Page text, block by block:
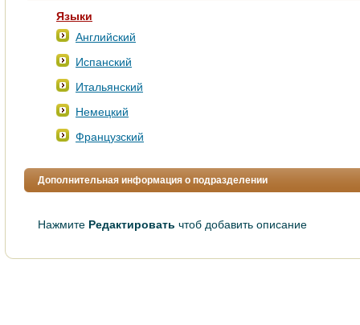
Языки
Английский
Испанский
Итальянский
Немецкий
Французский
Дополнительная информация о подразделении
Нажмите Редактировать чтоб добавить описание